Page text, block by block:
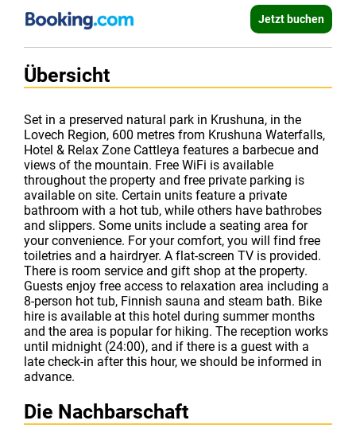
Jetzt buchen
Übersicht
Set in a preserved natural park in Krushuna, in the
Lovech Region, 600 metres from Krushuna Waterfalls,
Hotel & Relax Zone Cattleya features a barbecue and
views of the mountain. Free WiFi is available
throughout the property and free private parking is
available on site. Certain units feature a private
bathroom with a hot tub, while others have bathrobes
and slippers. Some units include a seating area for
your convenience. For your comfort, you will find free
toiletries and a hairdryer. A flat-screen TV is provided.
There is room service and gift shop at the property.
Guests enjoy free access to relaxation area including a
8-person hot tub, Finnish sauna and steam bath. Bike
hire is available at this hotel during summer months
and the area is popular for hiking. Тhe reception works
until midnight (24:00), and if there is a guest with a
late check-in after this hour, we should be informed in
advance.
Die Nachbarschaft